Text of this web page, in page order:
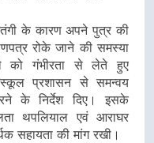
तंगी के कारण अपने पुत्र की
रोके जाने की समस्या
को गंभीरता से लेते हुए
स्कूल प्रशासन से समन्वय
के निर्देश दिए। इसके
थपलियाल एवं आराघर
सहायता की मांग रखी।